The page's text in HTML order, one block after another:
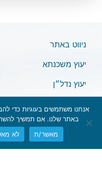
ניווט באתר
יעוץ משכנתא
יעוץ נדל״ן
אנחנו משתמשים בעוגיות כדי
באתר שלנו. אם תמשיך
מאשר/ת
לא